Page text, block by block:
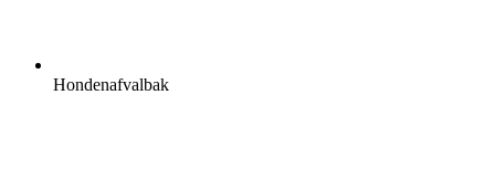
Hondenafvalbak